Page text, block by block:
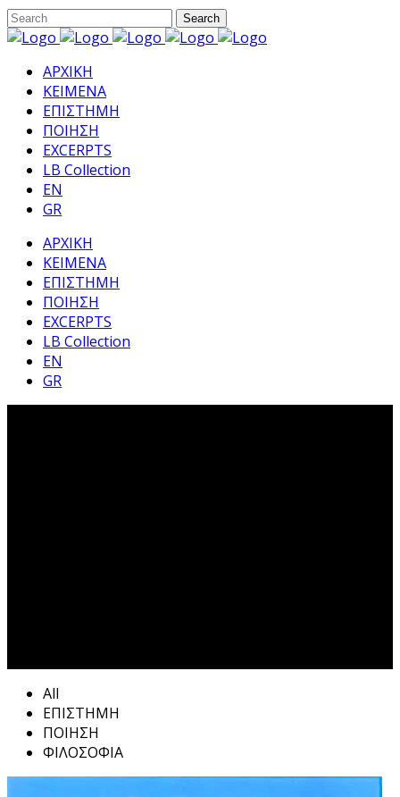
ΑΡΧΙΚΗ
ΚΕΙΜΕΝΑ
ΕΠΙΣΤΗΜΗ
ΠΟΙΗΣΗ
EXCERPTS
LB Collection
EN
GR
ΑΡΧΙΚΗ
ΚΕΙΜΕΝΑ
ΕΠΙΣΤΗΜΗ
ΠΟΙΗΣΗ
EXCERPTS
LB Collection
EN
GR
All
ΕΠΙΣΤΗΜΗ
ΠΟΙΗΣΗ
ΦΙΛΟΣΟΦΙΑ